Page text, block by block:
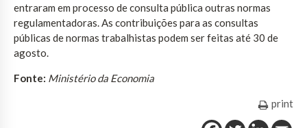
entraram em processo de consulta pública outras normas
regulamentadoras. As contribuições para as consultas
públicas de normas trabalhistas podem ser feitas até 30 de
agosto.
Fonte: Ministério da Economia
print